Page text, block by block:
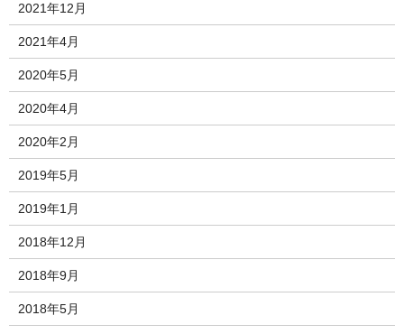
2021年12月
2021年4月
2020年5月
2020年4月
2020年2月
2019年5月
2019年1月
2018年12月
2018年9月
2018年5月